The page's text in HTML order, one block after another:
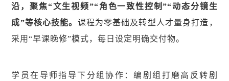
沿，聚焦“文生视频”“角色一致性控制”“动态分镜生
成”等核心技能。 课程为零基础及转型人才量身打造，
采用“早课晚修”模式，每日设定明确交付物。
学员在导师指导下分组协作：编剧组打磨高反转剧